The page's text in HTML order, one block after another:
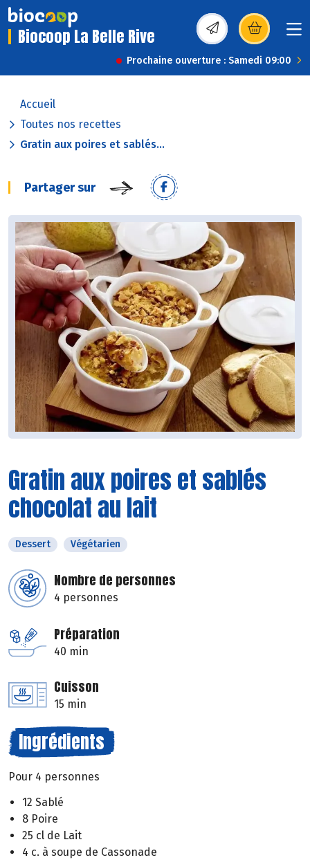
Biocoop La Belle Rive (s’ouvre dans une
Prochaine ouverture : Samedi 09:00
Accueil
Toutes nos recettes
Gratin aux poires et sablés...
Partager sur
Gratin aux poires et sablés
chocolat au lait
Dessert Végétarien
Nombre de personnes
4 personnes
Préparation
40 min
Cuisson
15 min
Ingrédients
Pour 4 personnes
12 Sablé
8 Poire
25 cl de Lait
4 c. à soupe de Cassonade